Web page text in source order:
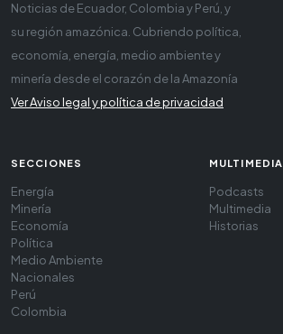
Noticias de Ecuador, Colombia y Perú, y
su región amazónica. Cubriendo política,
economía, energía, medio ambiente y
minería desde el corazón de la Amazonía
Ver Aviso legal y política de privacidad
SECCIONES
Energía
Minería
Economía
Política
Medio Ambiente
Nacionales
Perú
Colombia
MULTIMEDIA
Podcasts
Multimedia
Historias